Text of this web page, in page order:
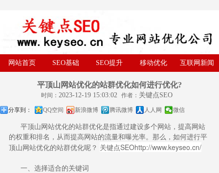
网站首页 SEO基础 SEO提升 移动优化 互联网新闻
平顶山网站优化的站群优化如何进行优化?
时间： 2023-12-19 15:03:02 作者： 关键点SEO
分享到： QQ空间 新浪微博 腾讯微博 人人网 微信
平顶山网站优化的站群优化是指通过建设多个网站，提高网站
的权重和排名，从而提高网站的流量和曝光率。那么，如何进行平
顶山网站优化的站群优化呢？ 关键点SEOhttp://www.keyseo.cn/
一、选择适合的关键词